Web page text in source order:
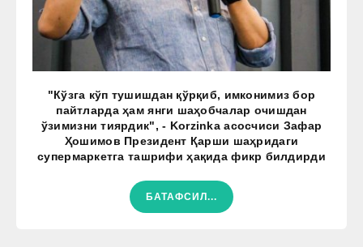
"Кўзга кўп тушишдан қўрқиб, имконимиз бор
пайтларда ҳам янги шаҳобчалар очишдан
ўзимизни тиярдик", - Korzinka асосчиси Зафар
Ҳошимов Президент Қарши шаҳридаги
супермаркетга ташрифи ҳақида фикр билдирди
БАТАФСИЛ...